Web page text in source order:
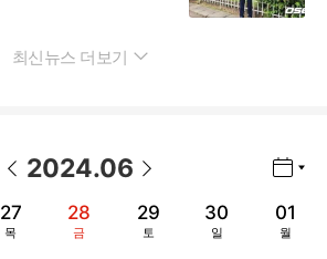
최신뉴스 더보기
2024.06
27
목
28
금
29
토
30
일
01
월